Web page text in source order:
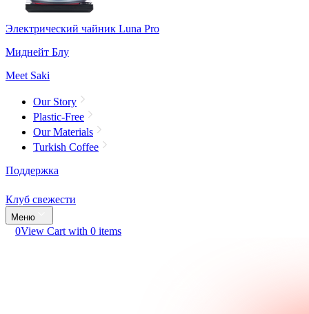
Электрический чайник Luna Pro
Миднейт Блу
Meet Saki
Our Story
Plastic-Free
Our Materials
Turkish Coffee
Поддержка
Клуб свежести
Меню
0View Cart with 0 items